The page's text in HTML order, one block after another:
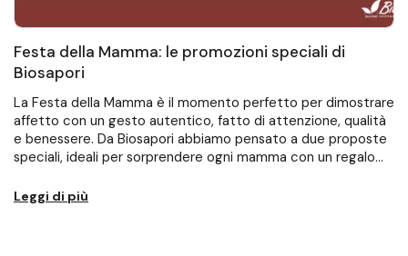
Festa della Mamma: le promozioni speciali di
Biosapori
La Festa della Mamma è il momento perfetto per dimostrare
affetto con un gesto autentico, fatto di attenzione, qualità
e benessere. Da Biosapori abbiamo pensato a due proposte
speciali, ideali per sorprendere ogni mamma con un regalo
Leggi di più